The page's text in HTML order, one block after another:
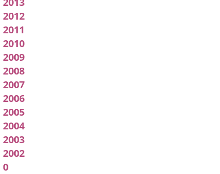
2012
2011
2010
2009
2008
2007
2006
2005
2004
2003
2002
0